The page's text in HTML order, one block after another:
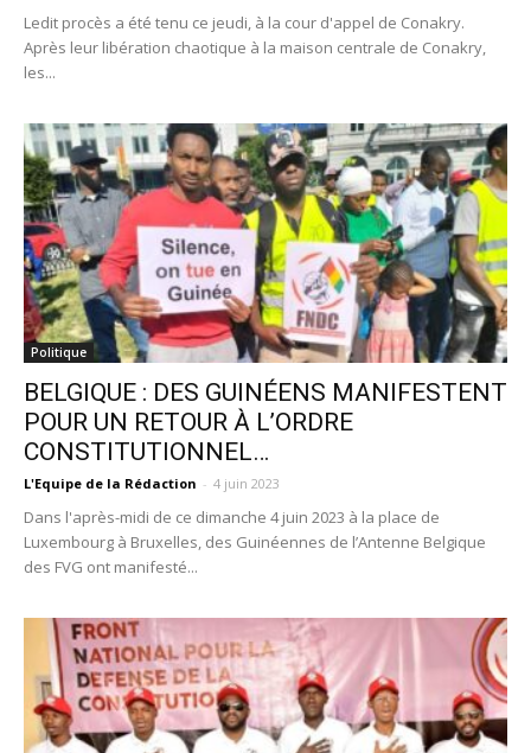
Ledit procès a été tenu ce jeudi, à la cour d'appel de Conakry.
Après leur libération chaotique à la maison centrale de Conakry,
les...
Politique
BELGIQUE : DES GUINÉENS MANIFESTENT
POUR UN RETOUR À L’ORDRE
CONSTITUTIONNEL…
L'Equipe de la Rédaction - 4 juin 2023
Dans l'après-midi de ce dimanche 4 juin 2023 à la place de
Luxembourg à Bruxelles, des Guinéennes de l’Antenne Belgique
des FVG ont manifesté...